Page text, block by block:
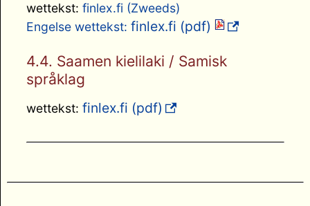
wettekst: finlex.fi (Zweeds)
Engelse wettekst: finlex.fi (pdf)
4.4. Saamen kielilaki / Samisk
språklag
wettekst: finlex.fi (pdf)